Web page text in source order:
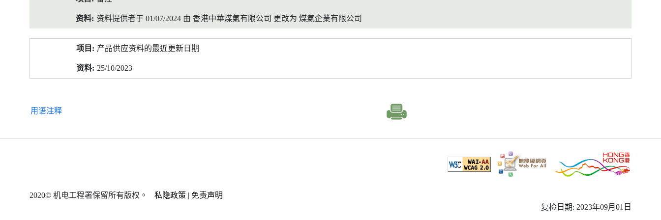
资料提供者于 01/07/2024 由 香港中華煤氣有限公司 更改为 煤氣企業有限公司
产品供应资料的最近更新日期
25/10/2023
用语注释
2020© 机电工程署保留所有版权。 私隐政策 | 免责声明
复检日期: 2023年09月01日